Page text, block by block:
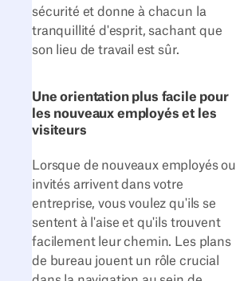
sécurité et donne à chacun la
tranquillité d'esprit, sachant que
son lieu de travail est sûr.
Une orientation plus facile pour
les nouveaux employés et les
visiteurs
Lorsque de nouveaux employés ou
invités arrivent dans votre
entreprise, vous voulez qu'ils se
sentent à l'aise et qu'ils trouvent
facilement leur chemin. Les plans
de bureau jouent un rôle crucial